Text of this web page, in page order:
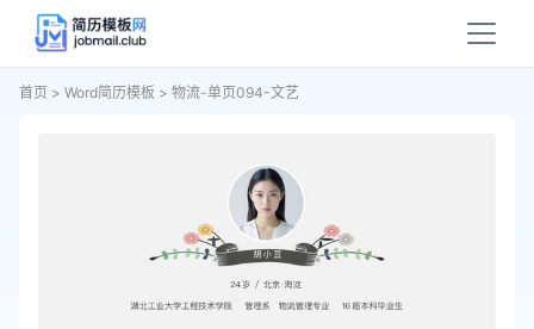
首页 > Word简历模板 > 物流-单页094-文艺